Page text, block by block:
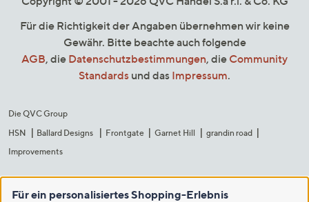
Für die Richtigkeit der Angaben übernehmen wir keine
Gewähr. Bitte beachte auch folgende
AGB, die Datenschutzbestimmungen, die Community
Standards und das Impressum.
Die QVC Group
HSN
Ballard Designs Frontgate Garnet Hill
grandin road
Improvements
Für ein personalisiertes Shopping-Erlebnis